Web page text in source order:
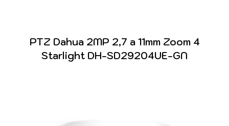
PTZ Dahua 2MP 2,7 a 11mm Zoom 4
Starlight DH-SD29204UE-GN